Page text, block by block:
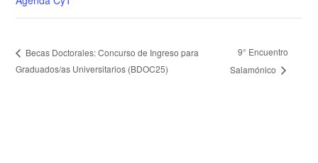
Becas Doctorales: Concurso de Ingreso para
Graduados/as Universitarios (BDOC25)
9° Encuentro
Salamónico